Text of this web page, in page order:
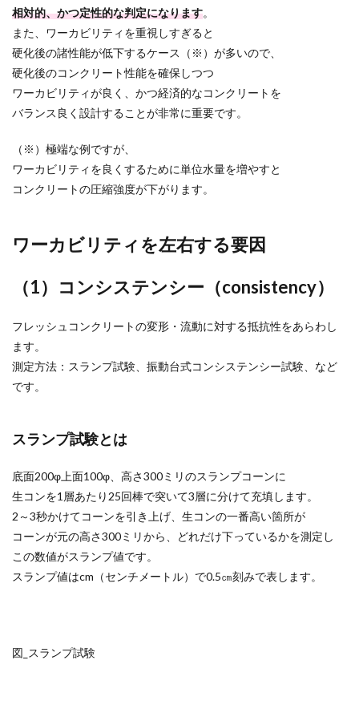
相対的、かつ定性的な判定になります。
また、ワーカビリティを重視しすぎると
硬化後の諸性能が低下するケース（※）が多いので、
硬化後のコンクリート性能を確保しつつ
ワーカビリティが良く、かつ経済的なコンクリートを
バランス良く設計することが非常に重要です。
（※）極端な例ですが、
ワーカビリティを良くするために単位水量を増やすと
コンクリートの圧縮強度が下がります。
ワーカビリティを左右する要因
（1）コンシステンシー（consistency）
フレッシュコンクリートの変形・流動に対する抵抗性をあらわし
ます。
測定方法：スランプ試験、振動台式コンシステンシー試験、など
です。
スランプ試験とは
底面200φ上面100φ、高さ300ミリのスランプコーンに
生コンを1層あたり25回棒で突いて3層に分けて充填します。
2～3秒かけてコーンを引き上げ、生コンの一番高い箇所が
コーンが元の高さ300ミリから、どれだけ下っているかを測定し
この数値がスランプ値です。
スランプ値はcm（センチメートル）で0.5㎝刻みで表します。
図_スランプ試験